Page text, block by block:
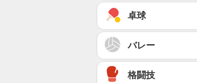
卓球
バレー
格闘技